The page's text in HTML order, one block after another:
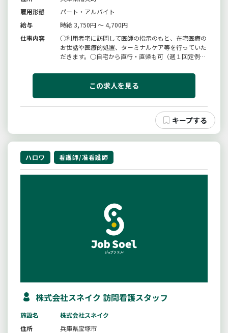
雇用形態
パート・アルバイト
給与
時給 3,750円 ～ 4,700円
仕事内容
○利用者宅に訪問して医師の指示のもと、在宅医療の
お世話や医療的処置、ターミナルケア等を行っていた
だきます。○自宅から直行・直帰も可（週１回定例会
就業時間と就業日数週１日〜５日８時〜１８時の就業
時間内で１〜５時間で応相談します。就業日数・就業
この求人を見る
ハロワ 看護師/准看護師
株式会社スネイク 訪問看護スタッフ
施設名
株式会社スネイク
住所
兵庫県宝塚市